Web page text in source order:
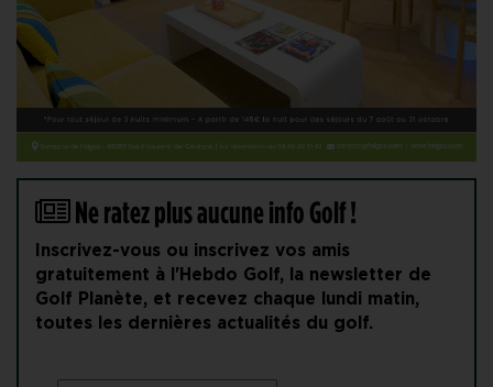
Ne ratez plus aucune info Golf !
Inscrivez-vous ou inscrivez vos amis
gratuitement à l'Hebdo Golf, la newsletter de
Golf Planète, et recevez chaque lundi matin,
toutes les dernières actualités du golf.